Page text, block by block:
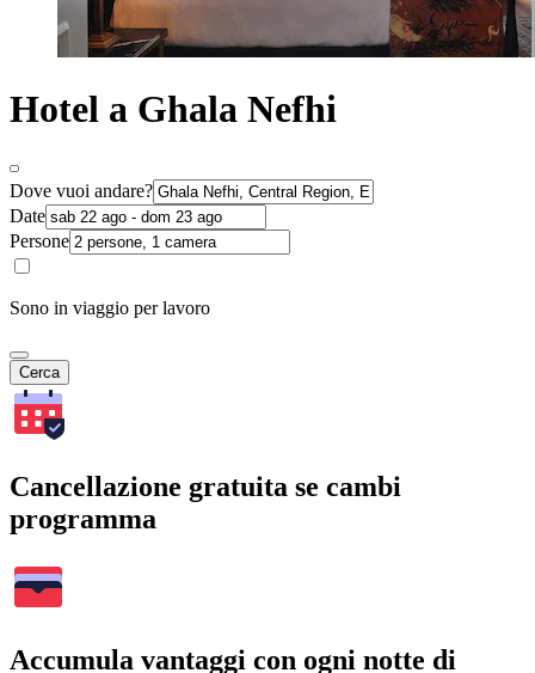
Hotel a Ghala Nefhi
Dove vuoi andare?
Date
Persone
Sono in viaggio per lavoro
Cerca
Cancellazione gratuita se cambi
programma
Accumula vantaggi con ogni notte di